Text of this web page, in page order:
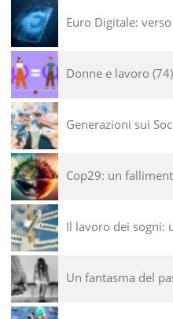
Euro Digitale:
Donne e lavoro 74
Generazioni sui
Cop29: un
Il lavoro dei sogni:
Un fantasma del